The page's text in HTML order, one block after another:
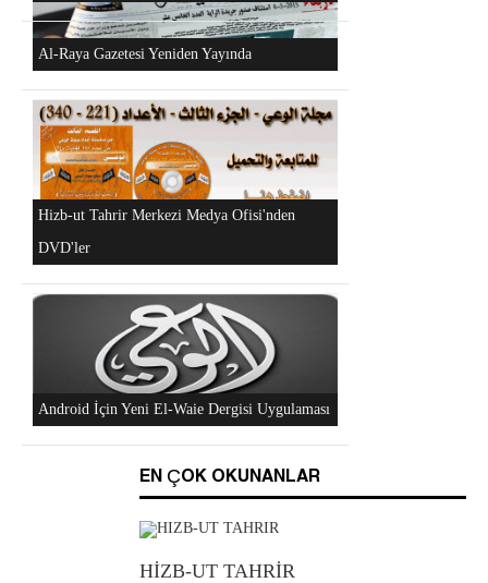
Al-Raya Gazetesi Yeniden Yayında
Hizb-ut Tahrir Merkezi Medya Ofisi'nden
DVD'ler
Android İçin Yeni El-Waie Dergisi Uygulaması
EN ÇOK OKUNANLAR
HİZB-UT TAHRİR